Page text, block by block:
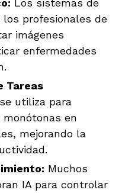
Los sistemas de
los profesionales de
imágenes
enfermedades
Tareas
utiliza para
en
mejorando la
Muchos
IA para controlar